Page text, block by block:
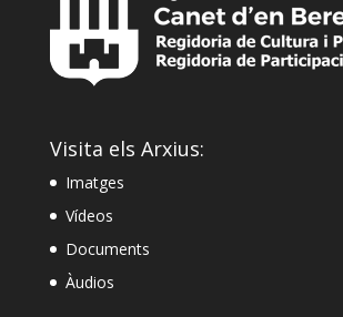
Visita els Arxius:
Imatges
Vídeos
Documents
Àudios